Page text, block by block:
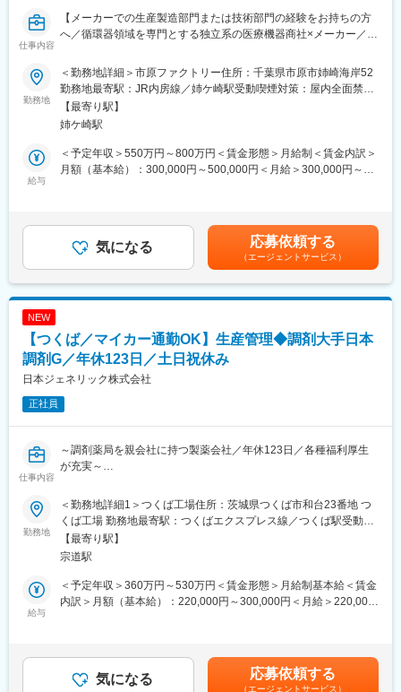
【Cross-Business Synergy】
・事業横断課題の分析・改善推進
・海外拠点との会議、資料作成、情報共有を通じたプロジェクト
推進
・組織変革、人材育成、チェンジマネジメント施策の推進
■長期就業しやすい環境
・最低週1回のノー残業デーの設定など、日々の就業時間の管理を
徹底。メリハリのある職場環境づくりを推進。
売上高1兆1,319億円（2026年3月）、グローバル売上比率77％、
変更の範囲：会社の定める業務
仕事内容
【メーカーでの生産製造部門または技術部門の経験をお持ちの方
へ／循環器領域を専門とする独立系の医療機器商社×メーカー／国
■業務内容
・製造現場における管理業務（作業者、部材、生産進捗、工程、
歩留まり等の管理）
・製造ラインの移管業務（機械の導入・立上）
・ラインの構築化とQCDカイゼン業務
・パート社員の教育、評価
■本業務で活かせる経験
・ISO等の監査対応経験
■当社の特徴
した製品の開発を行っております。
世界の医療機器市場の平均成長率が約5.9%、日本国内においても
や消化器領域に新規に参入し、事業領域を拡大することで成長を
実現してきました。
変更の範囲：会社の定める業務
勤務地
＜勤務地詳細＞市原ファクトリー住所：千葉県市原市姉崎海岸52
勤務地最寄駅：JR内房線／姉ケ崎駅受動喫煙対策：屋内全面禁煙
変更の範囲：会社の定める事業所
【最寄り駅】
姉ケ崎駅
給与
＜予定年収＞550万円～800万円＜賃金形態＞月給制＜賃金内訳＞
月額（基本給）：300,000円～500,000円＜月給＞300,000円～
す。月給(月額)は固定手当を含めた表記です。
気になる 応募依頼する
（エージェントサービス）
NEW
【つくば／マイカー通勤OK】生産管理◆調剤大手日本
調剤G／年休123日／土日祝休み
日本ジェネリック株式会社
正社員
仕事内容
～調剤薬局を親会社に持つ製薬会社／年休123日／各種福利厚生
が充実～
展開する日本調剤グループの一員として、ジェネリック医薬品
（後発医薬品）の製造を担っております。医薬品の生産管理とし
て以下の仕事をお任せします。
■業務詳細
・生産計画の立案（約3ヶ月先までの計画を、生産計画立案システ
ムの自動計算をベースに、実情に合わせて調整・修正）
・本社生産管理部との納期・数量に関する調整（営業とは本社経
由で連携）
勤務地
＜勤務地詳細1＞つくば工場住所：茨城県つくば市和台23番地 つ
くば工場 勤務地最寄駅：つくばエクスプレス線／つくば駅受動喫
煙対策：屋内全面禁煙＜勤務地詳細2＞つくば第二工場住所：茨城
県つくば市和台47番地 勤務地最寄駅：つくばエクスプレス線／つ
業所
【最寄り駅】
宗道駅
給与
＜予定年収＞360万円～530万円＜賃金形態＞月給制基本給＜賃金
内訳＞月額（基本給）：220,000円～300,000円＜月給＞220,000
る可能性があります。月給(月額)は固定手当を含めた表記です。
気になる 応募依頼する
（エージェントサービス）